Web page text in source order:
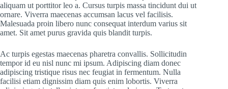
aliquam ut porttitor leo a. Cursus turpis massa tincidunt dui ut
ornare. Viverra maecenas accumsan lacus vel facilisis.
Malesuada proin libero nunc consequat interdum varius sit
amet. Sit amet purus gravida quis blandit turpis.
Ac turpis egestas maecenas pharetra convallis. Sollicitudin
tempor id eu nisl nunc mi ipsum. Adipiscing diam donec
adipiscing tristique risus nec feugiat in fermentum. Nulla
facilisi etiam dignissim diam quis enim lobortis. Viverra